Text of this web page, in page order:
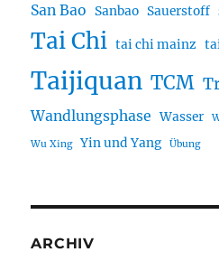
San Bao Sanbao Sauerstoff
Tai Chi tai chi mainz
Taijiquan TCM
Wandlungsphase Wasser
Wu Xing Yin und Yang Übung
ARCHIV